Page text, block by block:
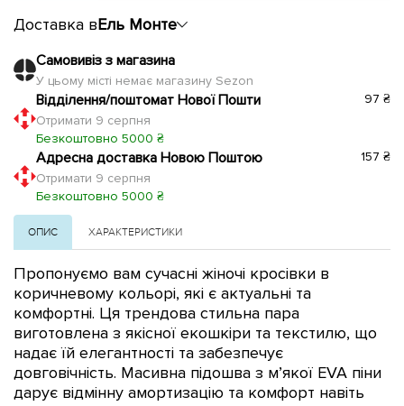
Доставка вЕль Монте
Самовивіз з магазина
У цьому місті немає магазину Sezon
Відділення/поштомат Нової Пошти
Отримати 9 серпня
Безкоштовно 5000 ₴
97 ₴
Адресна доставка Новою Поштою
Отримати 9 серпня
Безкоштовно 5000 ₴
157 ₴
ОПИС ХАРАКТЕРИСТИКИ
Пропонуємо вам сучасні жіночі кросівки в
коричневому кольорі, які є актуальні та
комфортні. Ця трендова стильна пара
виготовлена з якісної екошкіри та текстилю, що
надає їй елегантності та забезпечує
довговічність. Масивна підошва з м’якої EVA піни
дарує відмінну амортизацію та комфорт навіть